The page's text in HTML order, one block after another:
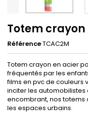
Totem crayon
RéférenceTCAC2M
Totem crayon en acier
fréquentés par les
films en pvc de couleurs
inciter les
encombrant, nos totems
les espaces urbains.